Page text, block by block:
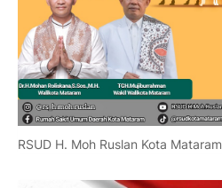
RSUD H. Moh Ruslan Kota Mataram